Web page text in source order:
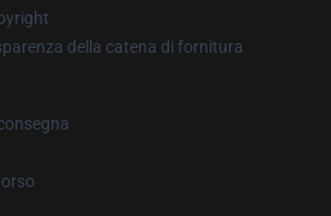
della catena di fornitura